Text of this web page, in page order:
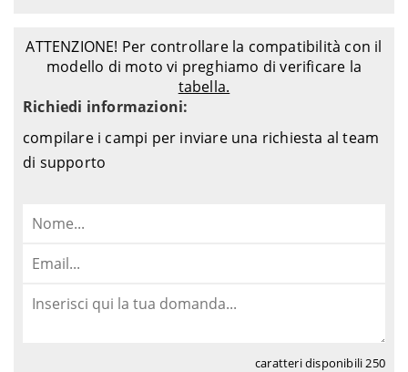
ATTENZIONE! Per controllare la compatibilità con il
modello di moto vi preghiamo di verificare la
tabella.
Richiedi informazioni:
compilare i campi per inviare una richiesta al team
di supporto
caratteri disponibili250